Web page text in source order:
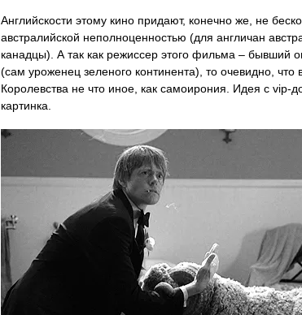
Английскости этому кино придают, конечно же, не
австралийской неполноценностью (для англичан
канадцы). А так как режиссер этого фильма – бывший
(сам уроженец зеленого континента), то очевидно,
Королевства не что иное, как самоирония. Идея с
картинка.